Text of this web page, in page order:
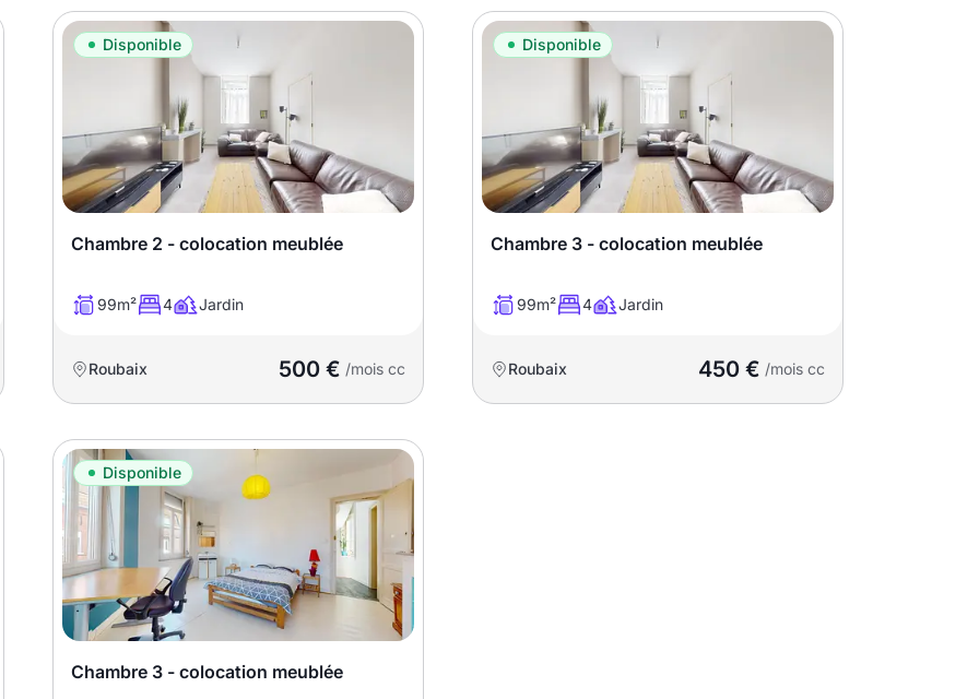
Disponible
Chambre 2 - colocation meublée
99m² 4 Jardin
Roubaix 500 € /mois cc
Disponible
Chambre 3 - colocation meublée
99m² 4 Jardin
Roubaix 450 € /mois cc
Disponible
Chambre 3 - colocation meublée